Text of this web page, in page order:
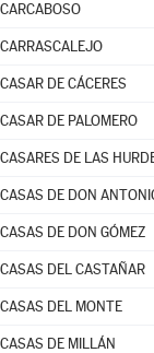
CARCABOSO
CARRASCALEJO
CASAR DE CÁCERES
CASAR DE PALOMERO
CASARES DE LAS
CASAS DE DON
CASAS DE DON GÓMEZ
CASAS DEL CASTAÑAR
CASAS DEL MONTE
CASAS DE MILLÁN